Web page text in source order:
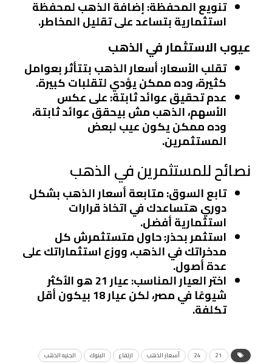
تنويع المحفظة: إضافة الذهب لمحفظة
استثمارية بتساعد على تقليل المخاطر.
عيوب الاستثمار في الذهب
تقلب الأسعار: أسعار الذهب بتتأثر بعوامل
كثيرة، وده ممكن يؤدي لتقلبات كبيرة.
عدم تحقيق عوائد ثابتة: على عكس
الأسهم، الذهب مش بيحقق عوائد ثابتة،
وده ممكن يكون عيب لبعض
المستثمرين.
نصائح للمستثمرين في الذهب
تابع السوق: متابعة أسعار الذهب بشكل
دوري هتساعدك في اتخاذ قرارات
استثمارية أفضل.
استثمر بحذر: حاول متستثمرش كل
مدخراتك في الذهب، ووزع استثماراتك على
عدة أصول.
اختر العيار المناسب : عيار 21 هو الأكثر
شيوعًا في مصر، لكن عيار 18 بيكون أقل
تكلفة.
21
24 أسعار الذهب ارتفاع البنوك
الجنيه الذهب